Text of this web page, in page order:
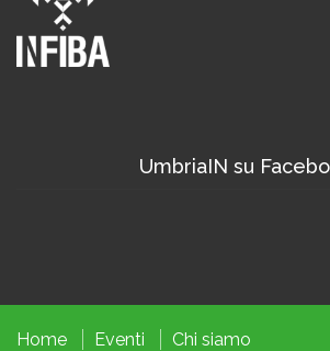
UmbriaIN su
Home Eventi Chi siamo